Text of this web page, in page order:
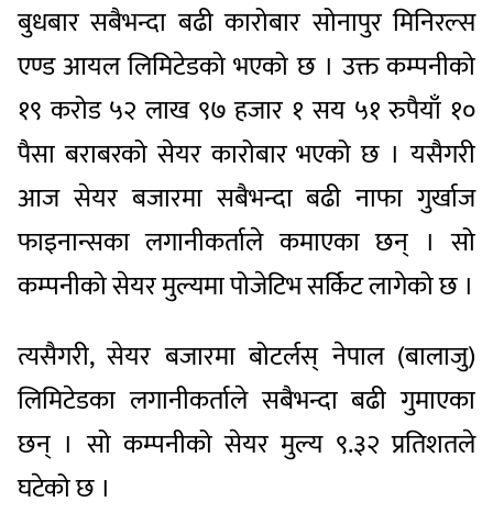
बुधबार सबैभन्दा बढी कारोबार सोनापुर मिनिरल्स
एण्ड आयल लिमिटेडको भएको छ । उक्त कम्पनीको
१९ करोड ५२ लाख ९७ हजार १ सय ५१ रुपैयाँ १०
पैसा बराबरको सेयर कारोबार भएको छ । यसैगरी
आज सेयर बजारमा सबैभन्दा बढी नाफा गुर्खाज
फाइनान्सका लगानीकर्ताले कमाएका छन् । सो
कम्पनीको सेयर मुल्यमा पोजेटिभ सर्किट लागेको छ ।
त्यसैगरी, सेयर बजारमा बोटर्लस् नेपाल (बालाजु)
लिमिटेडका लगानीकर्ताले सबैभन्दा बढी गुमाएका
छन् । सो कम्पनीको सेयर मुल्य ९.३२ प्रतिशतले
घटेको छ ।